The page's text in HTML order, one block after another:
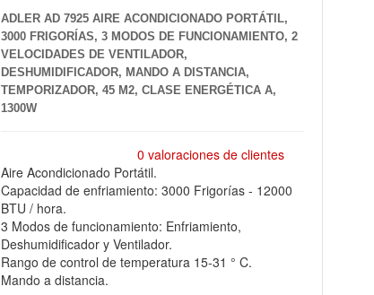
ADLER AD 7925 AIRE ACONDICIONADO PORTÁTIL,
3000 FRIGORÍAS, 3 MODOS DE FUNCIONAMIENTO, 2
VELOCIDADES DE VENTILADOR,
DESHUMIDIFICADOR, MANDO A DISTANCIA,
TEMPORIZADOR, 45 M2, CLASE ENERGÉTICA A,
1300W
0 valoraciones de clientes
Aire Acondicionado Portátil.
Capacidad de enfriamiento: 3000 Frigorías - 12000
BTU / hora.
3 Modos de funcionamiento: Enfriamiento,
Deshumidificador y Ventilador.
Rango de control de temperatura 15-31 ° C.
Mando a distancia.